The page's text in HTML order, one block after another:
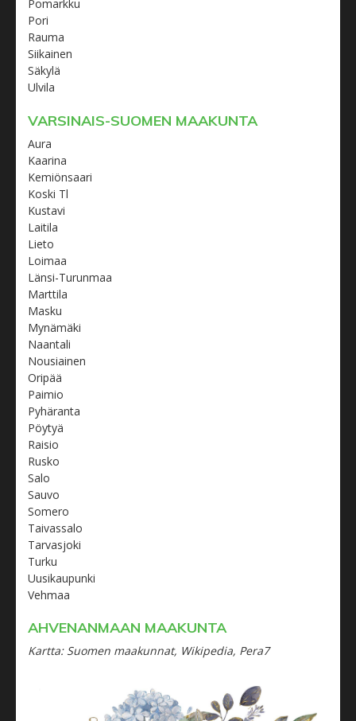
Pomarkku
Pori
Rauma
Siikainen
Säkylä
Ulvila
VARSINAIS-SUOMEN MAAKUNTA
Aura
Kaarina
Kemiönsaari
Koski Tl
Kustavi
Laitila
Lieto
Loimaa
Länsi-Turunmaa
Marttila
Masku
Mynämäki
Naantali
Nousiainen
Oripää
Paimio
Pyhäranta
Pöytyä
Raisio
Rusko
Salo
Sauvo
Somero
Taivassalo
Tarvasjoki
Turku
Uusikaupunki
Vehmaa
AHVENANMAAN MAAKUNTA
Kartta: Suomen maakunnat, Wikipedia, Pera7